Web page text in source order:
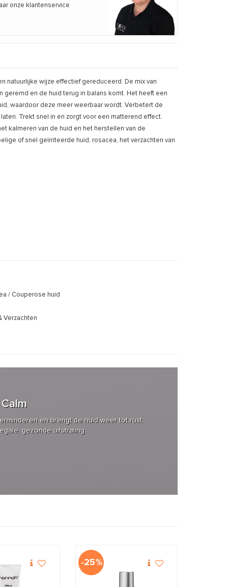
onze klantenservice
natuurlijke wijze effectief gereduceerd. De mix van
en de huid terug in balans komt. Het heeft een
waardoor deze meer weerbaar wordt. Verbetert de
Trekt snel in en zorgt voor een matterend effect.
kalmeren van de huid en het herstellen van de
of snel geïrriteerde huid, rosacea, het verzachten van
/ Couperose huid
Verzachten
en brengt de huid weer tot rust.
gezonde uitstraling.
-25%